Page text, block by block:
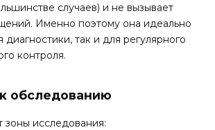
случаев) и не вызывает
Именно поэтому она идеально
диагностики, так и для регулярного
контроля.
обследованию
зоны исследования: